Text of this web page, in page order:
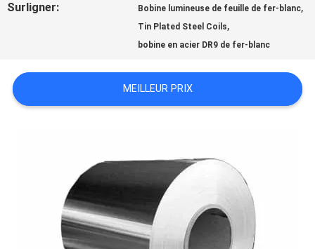
CAS
CITATION
Surligner: Bobine lumineuse de feuille de fer-blanc,
Tin Plated Steel Coils,
bobine en acier DR9 de fer-blanc
MEILLEUR PRIX